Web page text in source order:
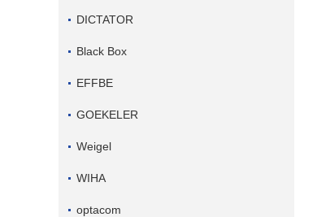
DICTATOR
Black Box
EFFBE
GOEKELER
Weigel
WIHA
optacom